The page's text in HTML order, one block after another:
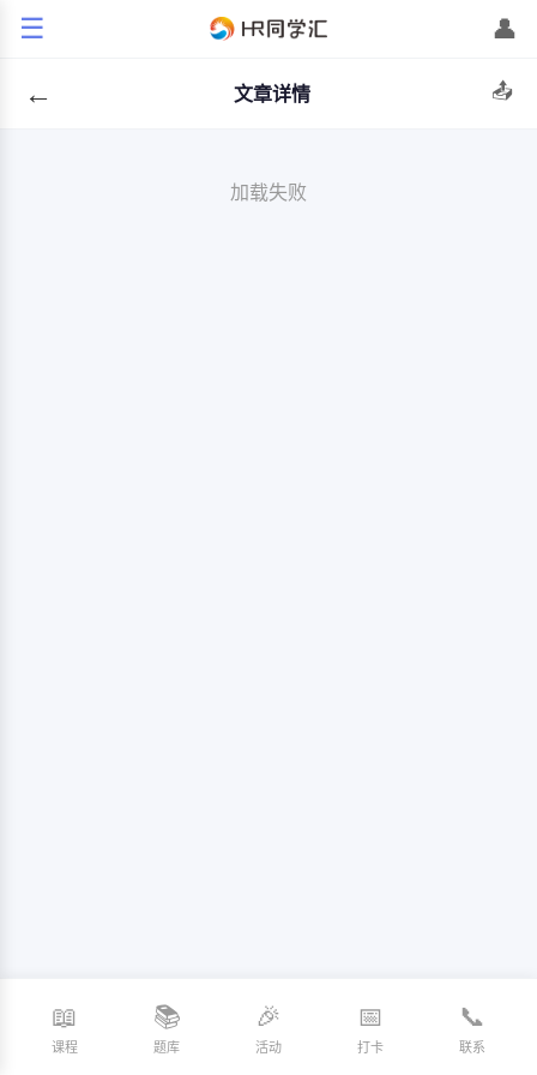
☰ 👤
← 文章详情 📤
加载失败
📖
课程
📚
题库
🎉
活动
📅
打卡
📞
联系